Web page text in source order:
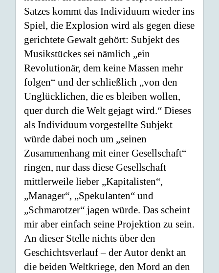
Satzes kommt das Individuum wieder ins
Spiel, die Explosion wird als gegen diese
gerichtete Gewalt gehört: Subjekt des
Musikstückes sei nämlich „ein
Revolutionär, dem keine Massen mehr
folgen“ und der schließlich „von den
Unglücklichen, die es bleiben wollen,
quer durch die Welt gejagt wird.“ Dieses
als Individuum vorgestellte Subjekt
würde dabei noch um „seinen
Zusammenhang mit einer Gesellschaft“
ringen, nur dass diese Gesellschaft
mittlerweile lieber „Kapitalisten“,
„Manager“, „Spekulanten“ und
„Schmarotzer“ jagen würde. Das scheint
mir aber einfach seine Projektion zu sein.
An dieser Stelle nichts über den
Geschichtsverlauf – der Autor denkt an
die beiden Weltkriege, den Mord an den